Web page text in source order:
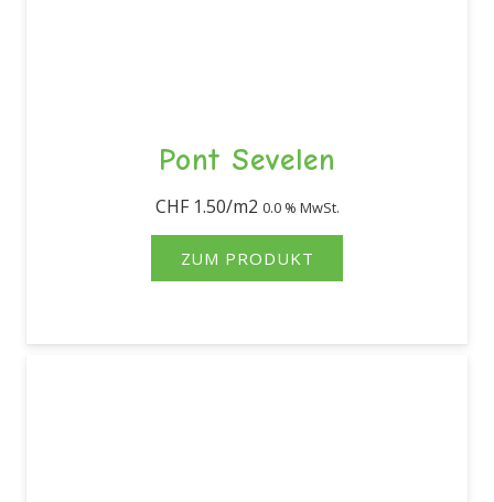
Pont Sevelen
CHF1.50 0.0 % MwSt.
ZUM PRODUKT